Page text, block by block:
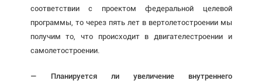
соответствии с проектом федеральной целевой
программы, то через пять лет в вертолетостроении мы
получим то, что происходит в двигателестроении и
самолетостроении.
— Планируется ли увеличение внутреннего